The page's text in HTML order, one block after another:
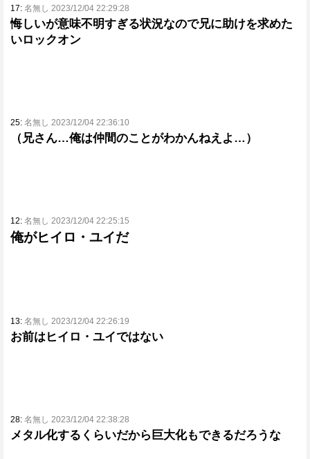
17: 名無し 2023/12/04 22:29:28
悔しいが意味不明すぎる状況なので兄に助けを求めた
いロックオン
25: 名無し 2023/12/04 22:36:10
（兄さん…俺は仲間のことがわかんねえよ…）
12: 名無し 2023/12/04 22:25:15
俺がヒイロ・ユイだ
13: 名無し 2023/12/04 22:26:19
お前はヒイロ・ユイではない
28: 名無し 2023/12/04 22:38:28
メタル化するくらいだから巨大化もできるだろうな